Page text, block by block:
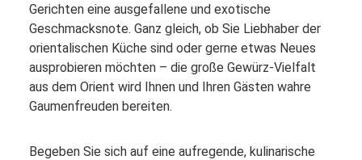
Gerichten eine ausgefallene und exotische
Geschmacksnote. Ganz gleich, ob Sie Liebhaber der
orientalischen Küche sind oder gerne etwas Neues
ausprobieren möchten – die große Gewürz-Vielfalt
aus dem Orient wird Ihnen und Ihren Gästen wahre
Gaumenfreuden bereiten.
Begeben Sie sich auf eine aufregende, kulinarische